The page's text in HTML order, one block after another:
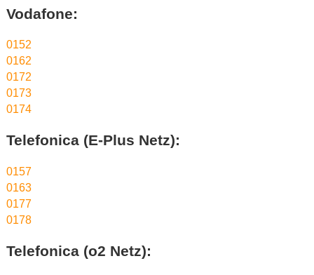
Vodafone:
0152
0162
0172
0173
0174
Telefonica (E-Plus Netz):
0157
0163
0177
0178
Telefonica (o2 Netz):